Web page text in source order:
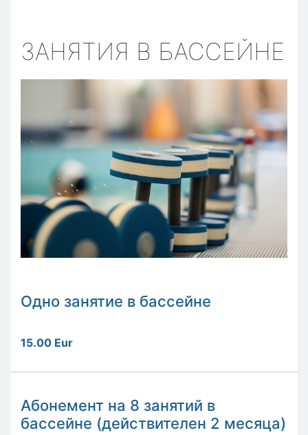
ЗАНЯТИЯ В БАССЕЙНЕ
Одно занятие в бассейне
15.00 Eur
Абонемент на 8 занятий в
бассейне (действителен 2 месяца)